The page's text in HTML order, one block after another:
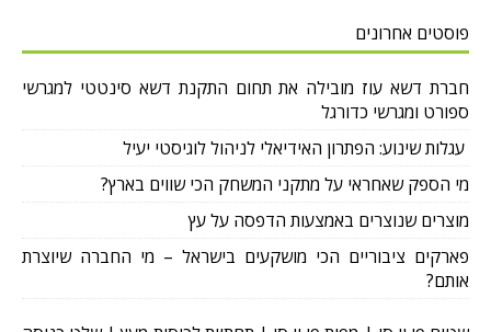
פוסטים אחרונים
חברת דשא עוז מובילה את תחום התקנת דשא סינטטי למגרשי
ספורט ומגרשי כדורגל
עגלות שינוע: הפתרון האידיאלי לניהול לוגיסטי יעיל
מי הספק שאחראי על מתקני המשחק הכי שווים בארץ?
מוצרים שנוצרים באמצעות הדפסה על עץ
פארקים ציבוריים הכי מושקעים בישראל – מי החברה שיוצרת
אותם?